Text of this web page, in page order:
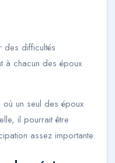
des difficultés
à chacun des époux
un seul des époux
il pourrait être
assez importante.